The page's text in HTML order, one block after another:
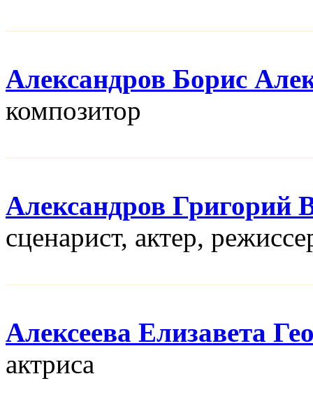
Александров Борис
композитор
Александров Григорий
сценарист, актер,
Алексеева Елизавета
актриса